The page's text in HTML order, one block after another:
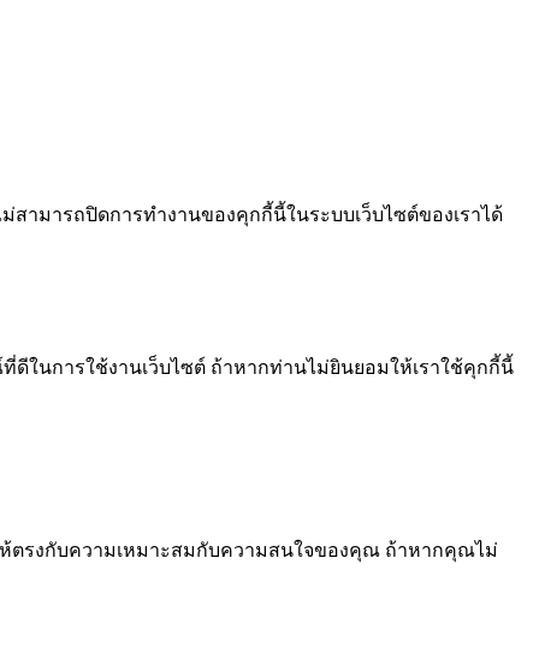
ามารถปิดการทำงานของคุกกี้นี้ในระบบเว็บไซต์ของเราได้
ในการใช้งานเว็บไซต์ ถ้าหากท่านไม่ยินยอมให้เราใช้คุกกี้นี้
ห้ตรงกับความเหมาะสมกับความสนใจของคุณ ถ้าหากคุณไม่